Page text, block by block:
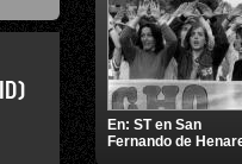
En: ST en San
Fernando de